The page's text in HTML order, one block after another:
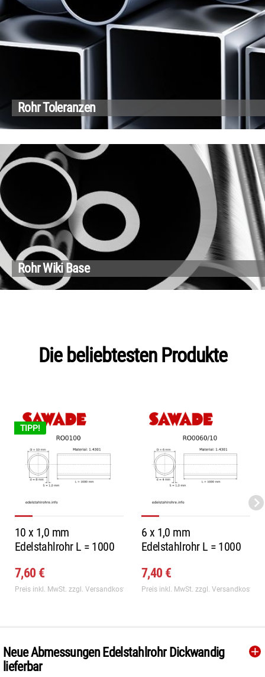
Rohr Toleranzen
Rohr Wiki Base
Die beliebtesten Produkte
TIPP!
10 x 1,0 mm
Edelstahlrohr L = 1000
7,60 €
Preis inkl. MwSt. zzgl. Versandkosten
6 x 1,0 mm
Edelstahlrohr L = 1000
7,40 €
Preis inkl. MwSt. zzgl. Versandkosten
Neue Abmessungen Edelstahlrohr Dickwandig
lieferbar